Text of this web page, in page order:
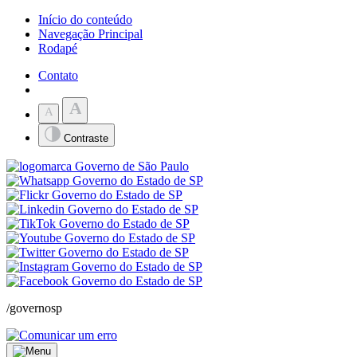
Início do conteúdo
Navegação Principal
Rodapé
Contato
A A
Contraste
/governosp